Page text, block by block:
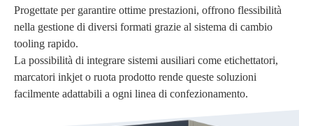
Progettate per garantire ottime prestazioni, offrono flessibilità
nella gestione di diversi formati grazie al sistema di cambio
tooling rapido.
La possibilità di integrare sistemi ausiliari come etichettatori,
marcatori inkjet o ruota prodotto rende queste soluzioni
facilmente adattabili a ogni linea di confezionamento.